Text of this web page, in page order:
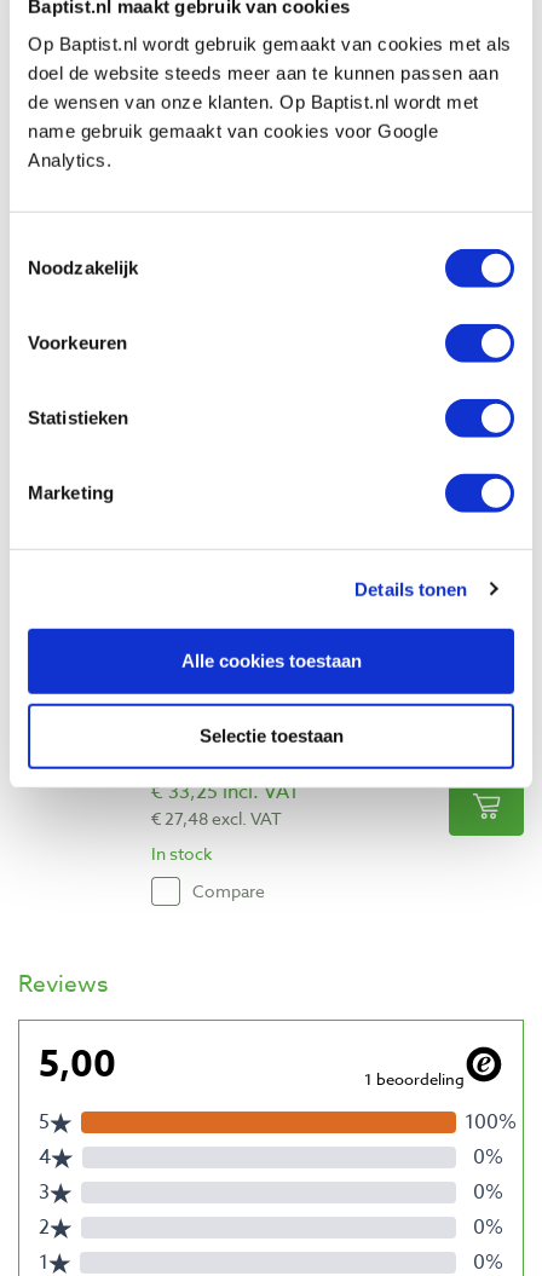
Baptist.nl maakt gebruik van cookies
Op Baptist.nl wordt gebruik gemaakt van cookies met als
doel de website steeds meer aan te kunnen passen aan
de wensen van onze klanten. Op Baptist.nl wordt met
name gebruik gemaakt van cookies voor Google
Analytics.
Noodzakelijk
Voorkeuren
Statistieken
Marketing
Details tonen
Alle cookies toestaan
Selectie toestaan
In stock
Compare
Komslijpsteen 05 Ø 150 x 40 x Ø 25 mm |
Slijpsteen 01 Ø 150 x 20 x Ø 32 mm |
€ 31,28 excl. VAT
Slijpsteen 01 Ø 150 x 20 x Ø 32 mm |
korrel 60 | grijs
Productnumber: 1054150
€ 33,25 incl. VAT
€ 27,48 excl. VAT
In stock
Compare
Reviews